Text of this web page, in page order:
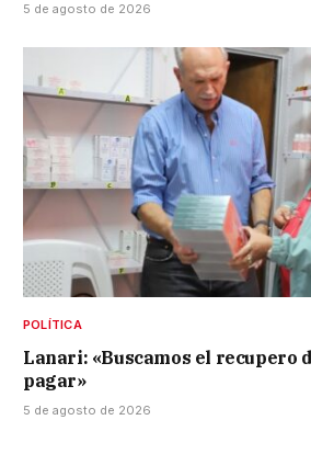
5 de agosto de 2026
POLÍTICA
Lanari: «Buscamos el recupero
pagar»
5 de agosto de 2026